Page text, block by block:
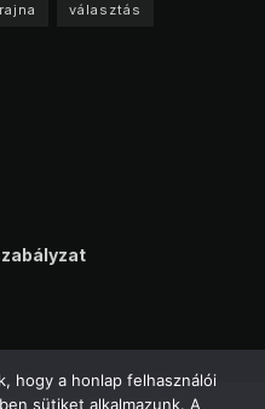
választás
hogy a honlap felhasználói
sütiket alkalmazunk. A